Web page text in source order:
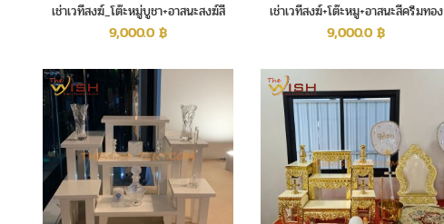
เช่าเวทีสงฆ์_โต๊ะหมู่บูชา+อาสนะสงฆ์สี
ขาวเงิน
9,000.0 ฿
เช่าเวทีสงฆ์+โต๊ะหมู+อาสนะสีครีมทอง
9,000.0 ฿